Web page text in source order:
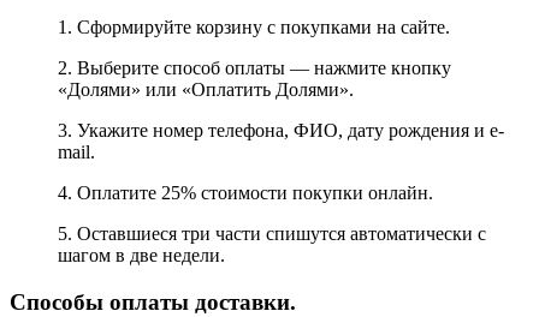
1. Сформируйте корзину с покупками на сайте.
2. Выберите способ оплаты — нажмите кнопку
«Долями» или «Оплатить Долями».
3. Укажите номер телефона, ФИО, дату рождения и e-
mail.
4. Оплатите 25% стоимости покупки онлайн.
5. Оставшиеся три части спишутся автоматически с
шагом в две недели.
Способы оплаты доставки.